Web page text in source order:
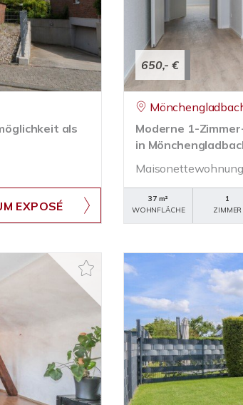
als
EXPOSÉ
650,- €
Moderne 1-
in
Maisonettewohnung
37 m²
WOHNFLÄCHE
1
ZIMMER